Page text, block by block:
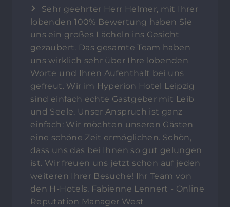
Sehr geehrter Herr Helmer, mit Ihrer
lobenden 100% Bewertung haben Sie
uns ein großes Lächeln ins Gesicht
gezaubert. Das gesamte Team haben
uns wirklich sehr über Ihre lobenden
Worte und Ihren Aufenthalt bei uns
gefreut. Wir im Hyperion Hotel Leipzig
sind einfach echte Gastgeber mit Leib
und Seele. Unser Anspruch ist ganz
einfach: Wir möchten unseren Gästen
eine schöne Zeit ermöglichen. Schön,
dass uns das bei Ihnen so gut gelungen
ist. Wir freuen uns jetzt schon auf jeden
weiteren Ihrer Besuche! Ihr Team von
den H-Hotels, Fabienne Lennert - Online
Reputation Manager West